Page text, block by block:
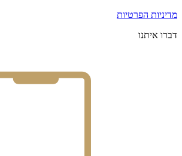
מדיניות הפרטיות
דברו איתנו